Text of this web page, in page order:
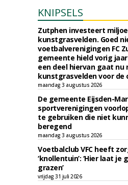
KNIPSELS
Zutphen investeert
kunstgrasvelden. Goed
voetbalverenigingen FC
gemeente hield vorig
een deel hiervan gaat nu
kunstgrasvelden voor de
maandag 3 augustus 2026
De gemeente Eijsden-
sportverenigingen
te gebruiken die niet
beregend
maandag 3 augustus 2026
Voetbalclub VFC heeft
‘knollentuin’: ‘Hier laat je
grazen’
vrijdag 31 juli 2026